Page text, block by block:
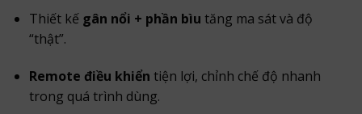
Thiết kế gân nổi + phần bìu tăng ma sát và độ
“thật”.
Remote điều khiển tiện lợi, chỉnh chế độ nhanh
trong quá trình dùng.